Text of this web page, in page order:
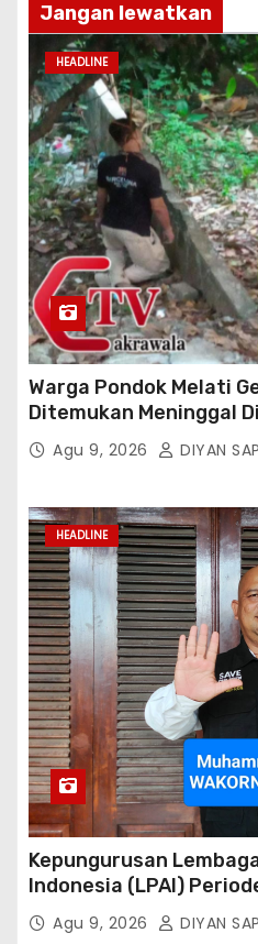
Jangan lewatkan
HEADLINE
Warga Pondok Melati
Ditemukan Meninggal
Hutang
Agu 9, 2026 DIYAN
HEADLINE
Kepungurusan
Indonesia (LPAI) Periode 2026-2031
Terbentuk, Wakil
Reaksi Cepat
Agu 9, 2026 DIYAN